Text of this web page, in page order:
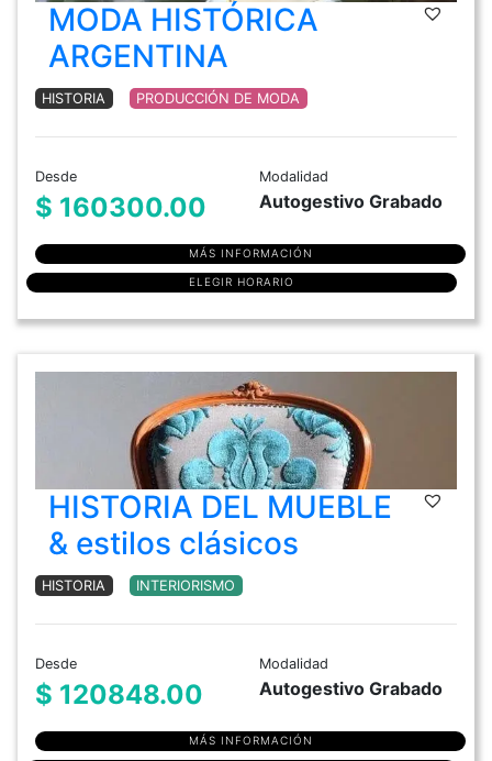
MODA HISTÓRICA
ARGENTINA
HISTORIA PRODUCCIÓN DE MODA
Desde
$ 160300.00
Modalidad
Autogestivo Grabado
MÁS INFORMACIÓN
ELEGIR HORARIO
HISTORIA DEL MUEBLE
& estilos clásicos
HISTORIA INTERIORISMO
Desde
$ 120848.00
Modalidad
Autogestivo Grabado
MÁS INFORMACIÓN